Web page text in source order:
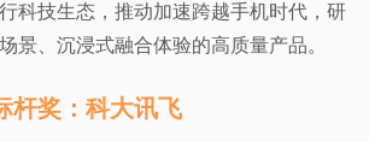
科技生态，推动加速跨越手机时代，研
景、沉浸式融合体验的高质量产品。
杆奖：科大讯飞